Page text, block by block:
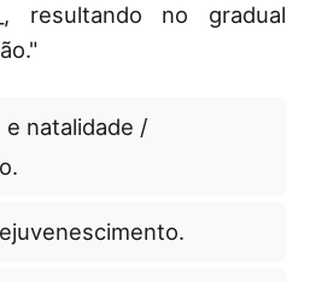
resultando no gradual
natalidade /